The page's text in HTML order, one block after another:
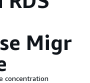
Migr
concentration